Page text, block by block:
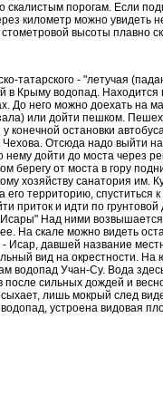
скалистым порогам. Если
километр можно увидеть
высоты плавно
татарского - "летучая
в Крыму водопад. Находится
До него можно доехать на
или дойти пешком.
у конечной остановки
Отсюда надо выйти на
нему дойти до моста через
берегу от моста в гору
хозяйству санатория им.
его территорию, спуститься к
приток и идти по грунтовой
Над ними возвышается
На скале можно видеть
Исар, давшей название
вид на окрестности. На
водопад Учан-Су. Вода
сильных дождей и
лишь мокрый след
устроена видовая